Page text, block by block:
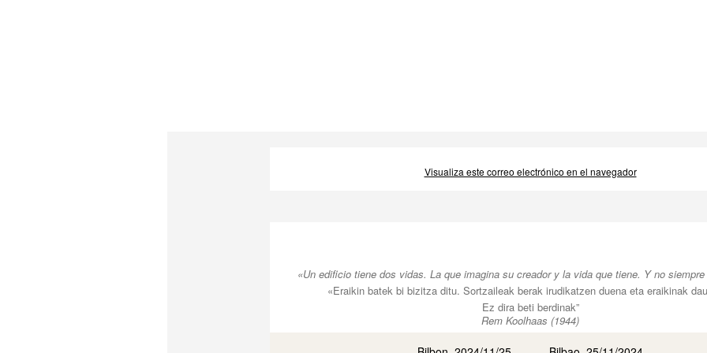
Visualiza este correo electrónico en el navegador
«Un edificio tiene dos vidas. La que imagina su creador y la vida que tiene. Y no siempre
«Eraikin batek bi bizitza ditu. Sortzaileak berak irudikatzen duena eta eraikinak
Ez dira beti berdinak”
Rem Koolhaas (1944)